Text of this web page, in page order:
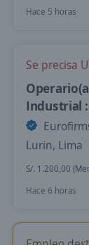
Hace 5 horas
Se precisa
Industrial
Lurin, Lima
S/. 1.200,00
Hace 6 horas